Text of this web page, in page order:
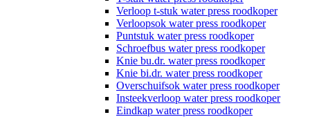
Verloop t-stuk water press roodkoper
Verloopsok water press roodkoper
Puntstuk water press roodkoper
Schroefbus water press roodkoper
Knie bu.dr. water press roodkoper
Knie bi.dr. water press roodkoper
Overschuifsok water press roodkoper
Insteekverloop water press roodkoper
Eindkap water press roodkoper